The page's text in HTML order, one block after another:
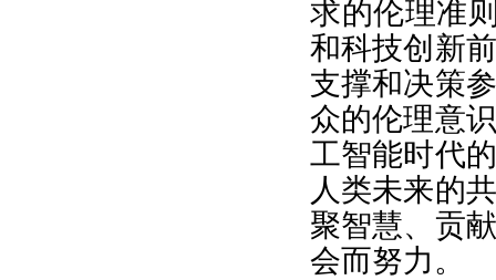
求的伦理准
和科技创新
支撑和决策
众的伦理意
工智能时代
人类未来的
聚智慧、贡
会而努力。